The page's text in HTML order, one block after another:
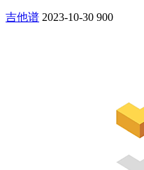
吉他谱 2023-10-30 900